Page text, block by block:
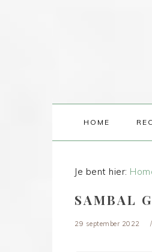
HOME
Je bent hier:
SAMBAL
29 september 2022